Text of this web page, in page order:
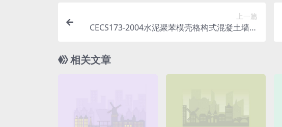
上一篇
CECS173-2004水泥聚苯模壳格构式混凝土墙体
相关文章